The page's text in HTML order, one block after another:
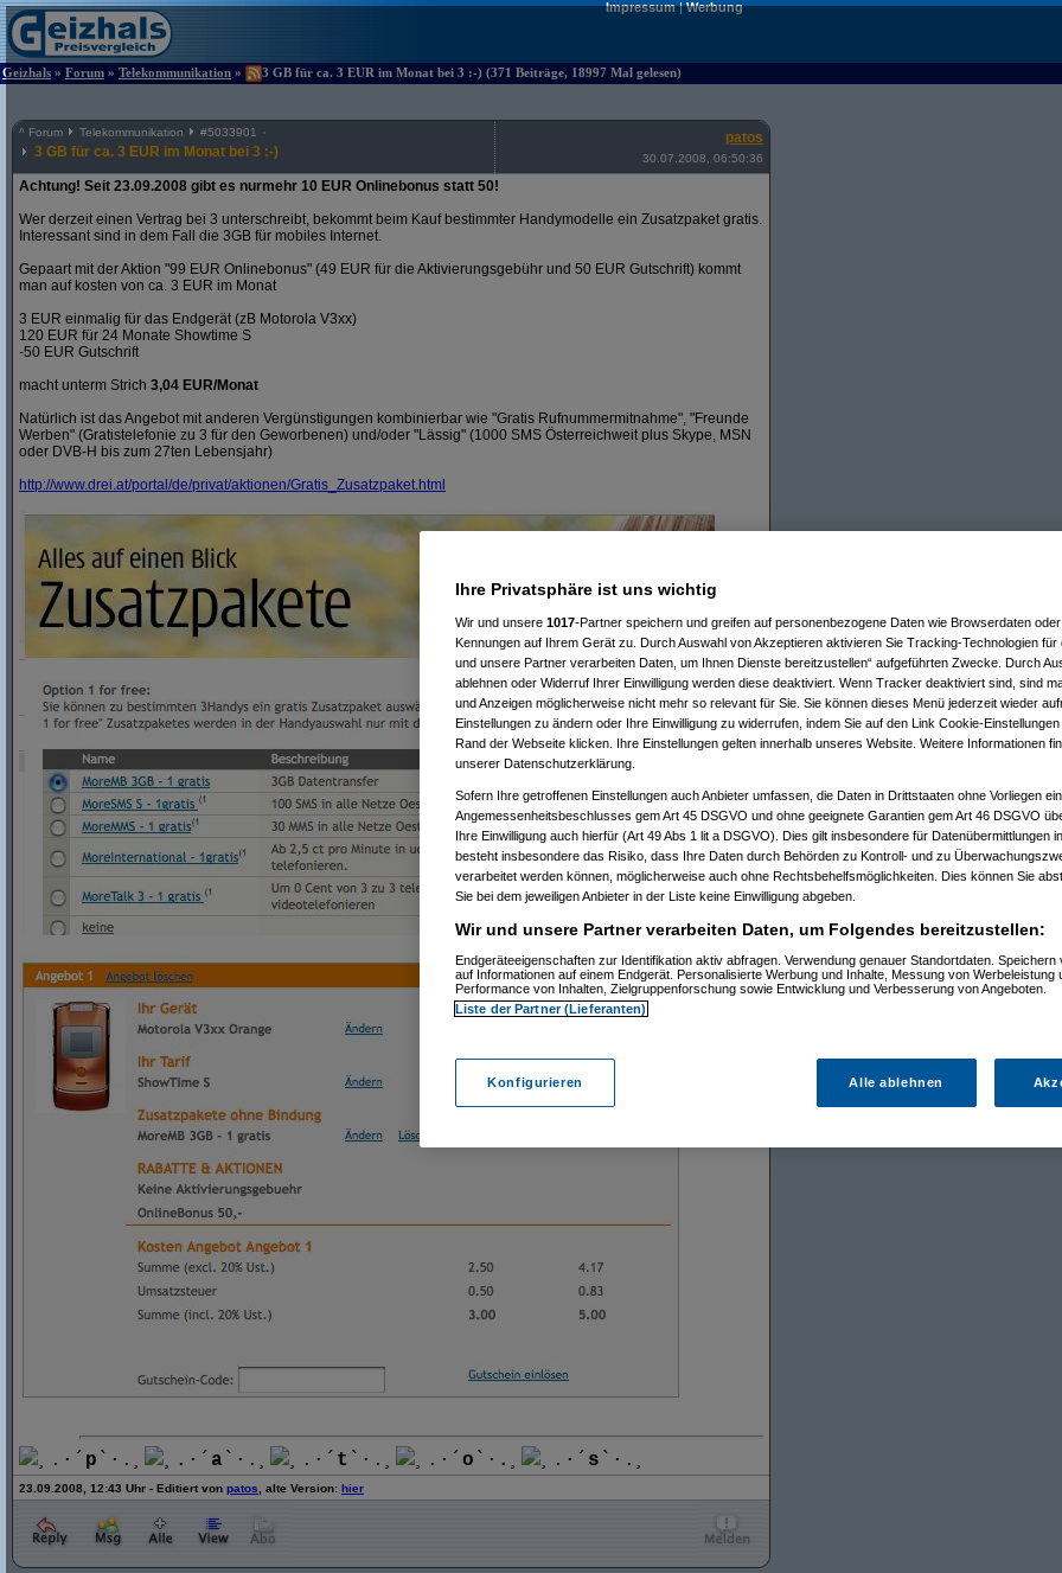
Impressum|Werbung
Geizhals » Forum » Telekommunikation » 3 GB für ca. 3 EUR im Monat bei 3 :-) (371 Beiträge, 18997 Mal gelesen)
^ Forum Telekommunikation #5033901
3 GB für ca. 3 EUR im Monat bei 3 :-)
patos
30.07.2008, 06:50:36
Achtung! Seit 23.09.2008 gibt es nurmehr 10 EUR Onlinebonus statt 50!
Wer derzeit einen Vertrag bei 3 unterschreibt, bekommt beim Kauf bestimmter Handymodelle ein Zusatzpaket gratis.
Interessant sind in dem Fall die 3GB für mobiles Internet.
Gepaart mit der Aktion "99 EUR Onlinebonus" (49 EUR für die Aktivierungsgebühr und 50 EUR Gutschrift) kommt
man auf kosten von ca. 3 EUR im Monat
3 EUR einmalig für das Endgerät (zB Motorola V3xx)
120 EUR für 24 Monate Showtime S
-50 EUR Gutschrift
macht unterm Strich 3,04 EUR/Monat
Natürlich ist das Angebot mit anderen Vergünstigungen kombinierbar wie "Gratis Rufnummermitnahme", "Freunde
Werben" (Gratistelefonie zu 3 für den Geworbenen) und/oder "Lässig" (1000 SMS Österreichweit plus Skype, MSN
oder DVB-H bis zum 27ten Lebensjahr)
http://www.drei.at/portal/de/privat/aktionen/Gratis_Zusatzpaket.html
¸.·´ p `·.¸ ¸.·´ a `·.¸ ¸.·´ t `·.¸ ¸.·´ o `·.¸ ¸.·´ s `·.¸
23.09.2008, 12:43 Uhr - Editiert von patos , alte Version: hier
Ihre Privatsphäre ist uns wichtig
Wir und unsere 1017-Partner speichern und greifen auf personenbezogene Daten wie Browserdaten
Kennungen auf Ihrem Gerät zu. Durch Auswahl von Akzeptieren aktivieren Sie Tracking-Technologien für
und unsere Partner verarbeiten Daten, um Ihnen Dienste bereitzustellen“ aufgeführten Zwecke. Durch
ablehnen oder Widerruf Ihrer Einwilligung werden diese deaktiviert. Wenn Tracker deaktiviert sind, sind
und Anzeigen möglicherweise nicht mehr so relevant für Sie. Sie können dieses Menü jederzeit wieder
Einstellungen zu ändern oder Ihre Einwilligung zu widerrufen, indem Sie auf den Link Cookie-
Rand der Webseite klicken. Ihre Einstellungen gelten innerhalb unseres Website. Weitere Informationen
unserer Datenschutzerklärung.
Sofern Ihre getroffenen Einstellungen auch Anbieter umfassen, die Daten in Drittstaaten ohne Vorliegen
Angemessenheitsbeschlusses gem Art 45 DSGVO und ohne geeignete Garantien gem Art 46 DSGVO
Ihre Einwilligung auch hierfür (Art 49 Abs 1 lit a DSGVO). Dies gilt insbesondere für Datenübermittlungen
besteht insbesondere das Risiko, dass Ihre Daten durch Behörden zu Kontroll- und zu
verarbeitet werden können, möglicherweise auch ohne Rechtsbehelfsmöglichkeiten. Dies können Sie
Sie bei dem jeweiligen Anbieter in der Liste keine Einwilligung abgeben.
Wir und unsere Partner verarbeiten Daten, um Folgendes bereitzustellen:
Endgeräteeigenschaften zur Identifikation aktiv abfragen. Verwendung genauer Standortdaten. Speichern
auf Informationen auf einem Endgerät. Personalisierte Werbung und Inhalte, Messung von Werbeleistung
Performance von Inhalten, Zielgruppenforschung sowie Entwicklung und Verbesserung von Angeboten.
Liste der Partner (Lieferanten)
Konfigurieren Alle ablehnen